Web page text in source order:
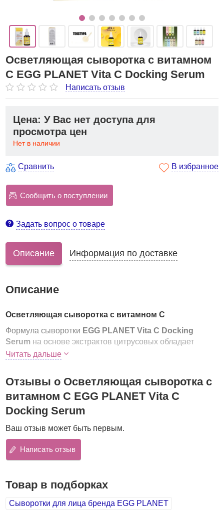
Осветляющая сыворотка с витамном
С EGG PLANET Vita C Docking Serum
Написать отзыв
Цена: У Вас нет доступа для
просмотра цен
Нет в наличии
Сравнить В избранное
Сообщить о поступлении
Задать вопрос о товаре
Описание Информация по доставке
Описание
Осветляющая сыворотка с витамном С
Формула сыворотки EGG PLANET Vita C Docking
Serum на основе экстрактов цитрусовых обладает
мощным антиоксидантным и осветляющим действием.
увлажняет кожу и насыщает ее витаминами;
защищает от внешних негативных воздействий;
устраняет сухость и шелушения;
борется с тусклостью и нежелательной пигментацией;
осветляет и разглаживает кожу;
делает кожу свежей и сияющей.
Основные компоненты:
сияние. Запускает синтез коллагена и эластина, тем
Ниацинамид нормализует обменные межклеточные
Читать дальше
Отзывы о Осветляющая сыворотка с
витамном С EGG PLANET Vita C
Docking Serum
Ваш отзыв может быть первым.
Написать отзыв
Товар в подборках
Сыворотки для лица бренда EGG PLANET